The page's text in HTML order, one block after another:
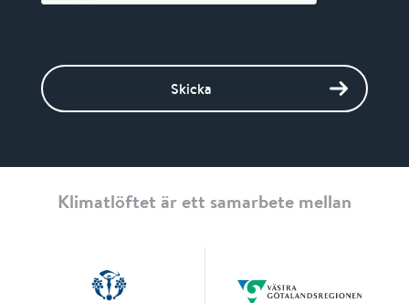
Skicka
Klimatlöftet är ett samarbete mellan